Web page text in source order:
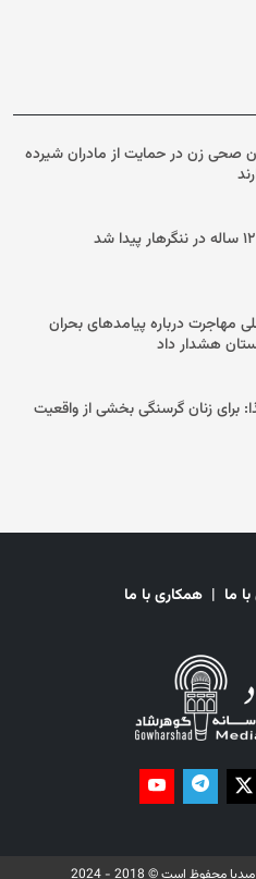
صحی زن در حمایت از مادران شیرده
مهاجرت درباره پیامدهای بحران
هشدار داد
برای زنان گرسنگی بخشی از واقعیت
ما | همکاری با ما
است © 2018 - 2024